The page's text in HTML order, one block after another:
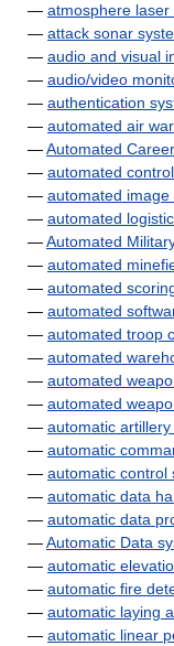
— atmosphere
— attack sonar
— audio and visual
— audio/video
— authentication
— automated air
—Automated
— automated
— automated
— automated
—Automated
— automated
— automated
— automated
— automated troop
— automated
— automated
— automated
— automatic
— automatic
— automatic control
— automatic data
— automatic data
—Automatic Data
— automatic
— automatic fire
— automatic laying
— automatic linear